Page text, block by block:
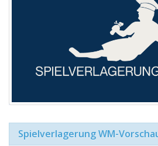
Spielverlagerung WM-